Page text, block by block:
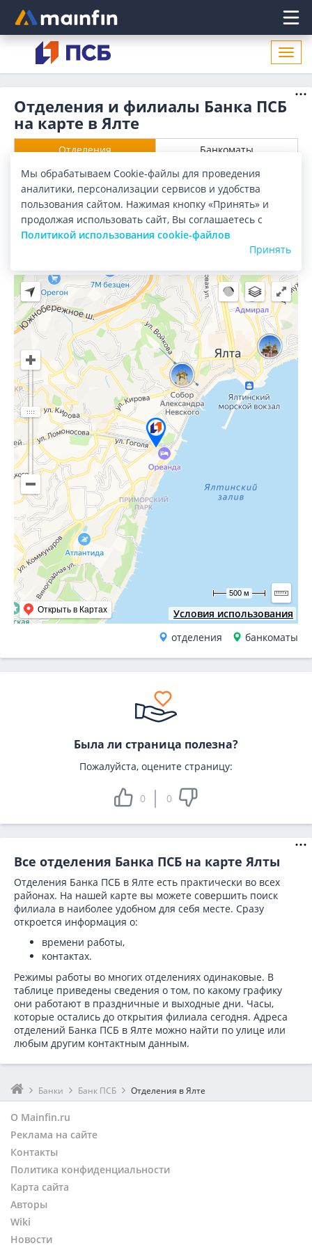
Главное меню
Отделения и филиалы Банка ПСБ
на карте в Ялте
Отделения Банкоматы
Все банки Карта Список
Город:Ялта
Условия использования
Открыть в Картах
500 м
отделения банкоматы
Была ли страница полезна?
Пожалуйста, оцените страницу:
0 0
Все отделения Банка ПСБ на карте Ялты
Отделения Банка ПСБ в Ялте есть практически во всех
районах. На нашей карте вы можете совершить поиск
филиала в наиболее удобном для себя месте. Сразу
откроется информация о:
времени работы,
контактах.
Режимы работы во многих отделениях одинаковые. В
таблице приведены сведения о том, по какому графику
они работают в праздничные и выходные дни. Часы,
которые остались до открытия филиала сегодня. Адреса
отделений Банка ПСБ в Ялте можно найти по улице или
любым другим контактным данным.
Банки Банк ПСБ Отделения в Ялте
О Mainfin.ru
Реклама на сайте
Контакты
Политика конфиденциальности
Карта сайта
Авторы
Wiki
Новости
Мы обрабатываем Cookie-файлы для проведения
аналитики, персонализации сервисов и удобства
пользования сайтом. Нажимая кнопку «Принять» и
продолжая использовать сайт, Вы соглашаетесь с
Политикой использования cookie-файлов
Принять